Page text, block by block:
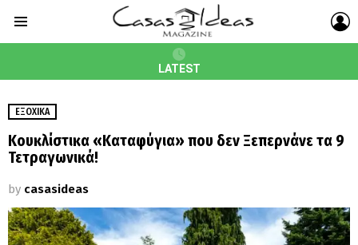
LATEST
ΕΞΟΧΙΚΆ
Κουκλίστικα «Καταφύγια» που δεν Ξεπερνάνε τα 9
Τετραγωνικά!
by casasideas